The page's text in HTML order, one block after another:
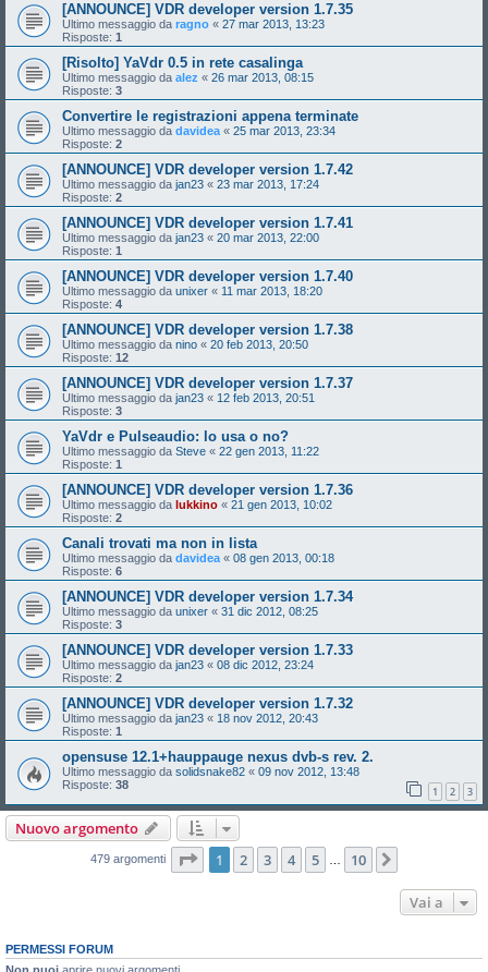
[ANNOUNCE] VDR developer version 1.7.35
Ultimo messaggio da ragno « 27 mar 2013, 13:23
Risposte: 1
[Risolto] YaVdr 0.5 in rete casalinga
Ultimo messaggio da alez « 26 mar 2013, 08:15
Risposte: 3
Convertire le registrazioni appena terminate
Ultimo messaggio da davidea« 25 mar 2013, 23:34
Risposte: 2
[ANNOUNCE] VDR developer version 1.7.42
Ultimo messaggio da jan23 « 23 mar 2013, 17:24
Risposte: 2
[ANNOUNCE] VDR developer version 1.7.41
Ultimo messaggio da jan23 « 20 mar 2013, 22:00
Risposte: 1
[ANNOUNCE] VDR developer version 1.7.40
Ultimo messaggio da unixer « 11 mar 2013, 18:20
Risposte: 4
[ANNOUNCE] VDR developer version 1.7.38
Ultimo messaggio da nino « 20 feb 2013, 20:50
Risposte: 12
[ANNOUNCE] VDR developer version 1.7.37
Ultimo messaggio da jan23 « 12 feb 2013, 20:51
Risposte: 3
YaVdr e Pulseaudio: lo usa o no?
Ultimo messaggio da Steve « 22 gen 2013, 11:22
Risposte: 1
[ANNOUNCE] VDR developer version 1.7.36
Ultimo messaggio da lukkino « 21 gen 2013, 10:02
Risposte: 2
Canali trovati ma non in lista
Ultimo messaggio da davidea« 08 gen 2013, 00:18
Risposte: 6
[ANNOUNCE] VDR developer version 1.7.34
Ultimo messaggio da unixer « 31 dic 2012, 08:25
Risposte: 3
[ANNOUNCE] VDR developer version 1.7.33
Ultimo messaggio da jan23 « 08 dic 2012, 23:24
Risposte: 2
[ANNOUNCE] VDR developer version 1.7.32
Ultimo messaggio da jan23 « 18 nov 2012, 20:43
Risposte: 1
opensuse 12.1+hauppauge nexus dvb-s rev. 2.
Ultimo messaggio da solidsnake82 « 09 nov 2012, 13:48
Risposte: 38 1 2 3
Nuovo argomento
479 argomenti Pagina di 10
1 2 3 4 5 10
Vai a
PERMESSI FORUM